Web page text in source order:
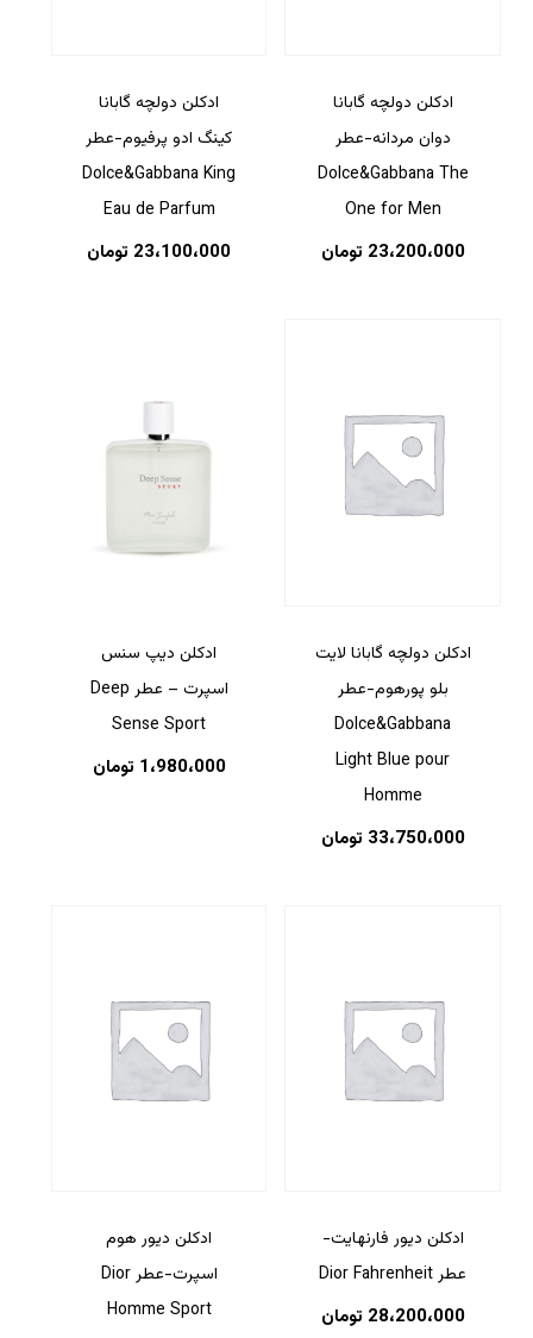
ادکلن دولچه گابانا
دوان مردانه-عطر
Dolce&Gabbana The
One for Men
23،200،000 تومان
ادکلن دولچه گابانا
کینگ ادو پرفیوم-عطر
Dolce&Gabbana King
Eau de Parfum
23،100،000 تومان
ادکلن دولچه گابانا لایت
بلو پورهوم-عطر
Dolce&Gabbana
Light Blue pour
Homme
33،750،000 تومان
ادکلن دیپ سنس
اسپرت – عطر Deep
Sense Sport
1،980،000 تومان
ادکلن دیور فارنهایت-
عطر Dior Fahrenheit
28،200،000 تومان
ادکلن دیور هوم
اسپرت-عطر Dior
Homme Sport